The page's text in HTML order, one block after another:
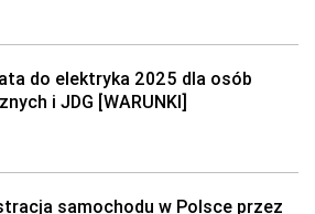
do elektryka 2025 dla osób
i JDG [WARUNKI]
samochodu w Polsce przez